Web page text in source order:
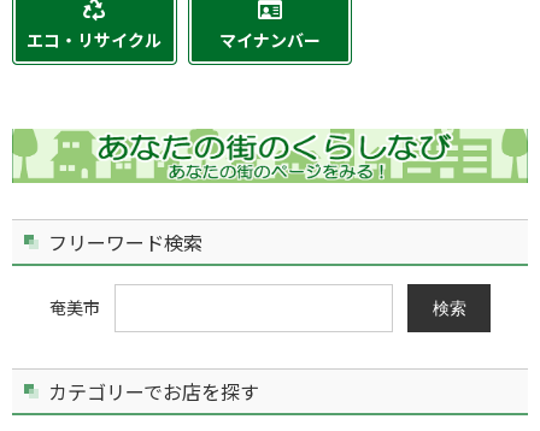
エコ・リサイクル マイナンバー
フリーワード検索
奄美市 検索
カテゴリーでお店を探す